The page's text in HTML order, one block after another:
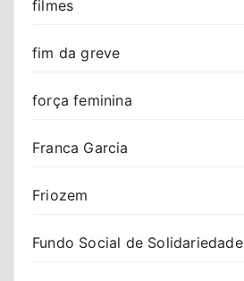
filmes
fim da greve
força feminina
Franca Garcia
Friozem
Fundo Social de Solidariedade